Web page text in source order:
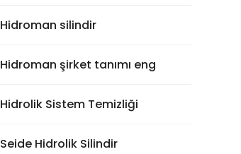
Hidroman silindir
Hidroman şirket tanımı eng
Hidrolik Sistem Temizliği
Seide Hidrolik Silindir